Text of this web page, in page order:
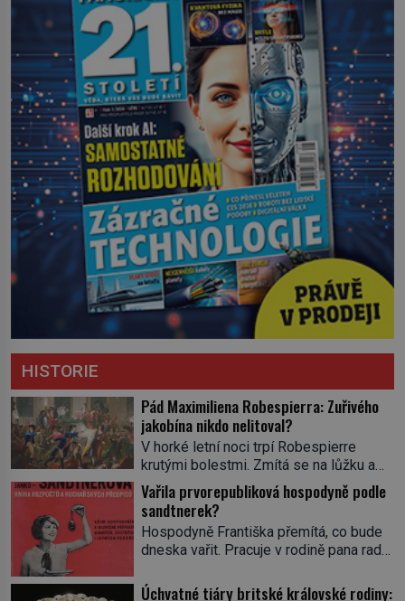
HISTORIE
Pád Maximiliena Robespierra: Zuřivého
jakobína nikdo nelitoval?
V horké letní noci trpí Robespierre
krutými bolestmi. Zmítá se na lůžku a
hlavou mu víří kolotoč myšlenek. Když
se probere z mdlob, vzpomene si na
jednu z pařížských jasnovidek, kterou
před lety navštívil. Prorokovala mu
tragický osud. Tehdy se jí vysmál.
prohlásil o něm jiný významný
Vařila prvorepubliková hospodyně podle
sandtnerek?
Hospodyně Františka přemítá, co bude
dneska vařit. Pracuje v rodině pana rady
rychle v jedné ze „sandtnerek“.
Úchvatné tiáry britské královské rodiny: